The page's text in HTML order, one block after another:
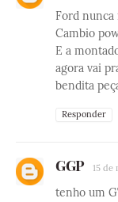
Ford nunca
Cambio
E a
agora vai
bendita
Responder
GGP 15 de
tenho um